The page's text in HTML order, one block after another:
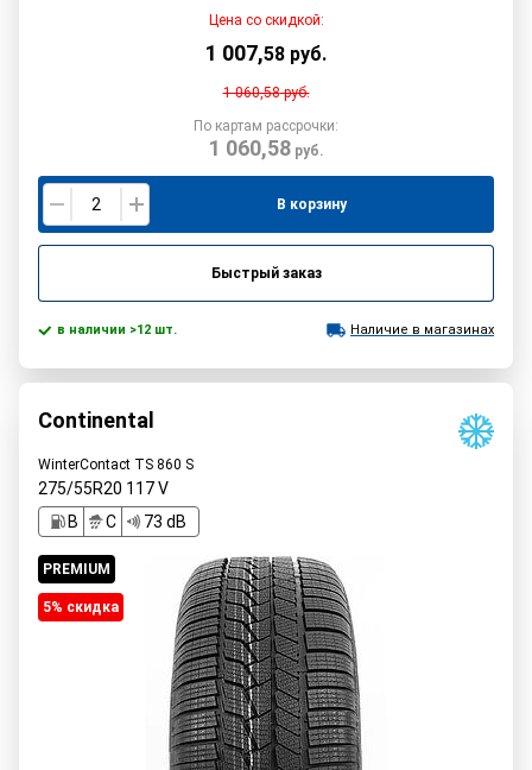
Цена со скидкой:
1 007,58 руб.
1 060,58руб.
По картам рассрочки:
1 060,58руб.
В корзину
Быстрый заказ
в наличии >12 шт. Наличие в магазинах
Continental
WinterContact TS 860 S
275/55R20 117V
B
C 73 dB
PREMIUM
5% cкидка